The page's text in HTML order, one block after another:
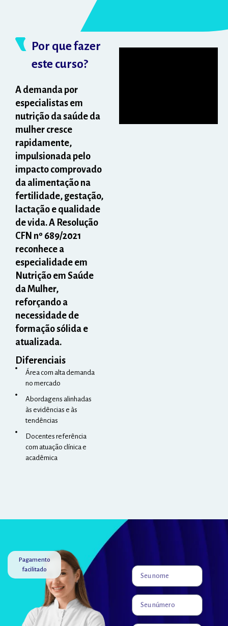
Por que fazer
este curso?
A demanda por
especialistas em
nutrição da saúde da
mulher cresce
rapidamente,
impulsionada pelo
impacto comprovado
da alimentação na
fertilidade, gestação,
lactação e qualidade
de vida. A Resolução
CFN nº 689/2021
reconhece a
especialidade em
Nutrição em Saúde
da Mulher,
reforçando a
necessidade de
formação sólida e
atualizada.
Diferenciais
Área com alta demanda
no mercado
Abordagens alinhadas
às evidências e às
tendências
Docentes referência
com atuação clínica e
acadêmica
Pagamento
facilitado